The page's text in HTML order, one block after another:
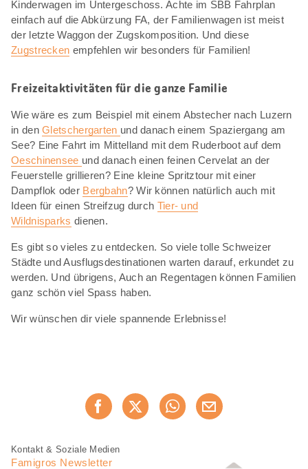
Kinderwagen im Untergeschoss. Achte im SBB Fahrplan
einfach auf die Abkürzung FA, der Familienwagen ist meist
der letzte Waggon der Zugskomposition. Und diese
Zugstrecken empfehlen wir besonders für Familien!
Freizeitaktivitäten für die ganze Familie
Wie wäre es zum Beispiel mit einem Abstecher nach Luzern
in denGletschergarten und danach einem Spaziergang am
See? Eine Fahrt im Mittelland mit dem Ruderboot auf dem
Oeschinensee und danach einen feinen Cervelat an der
Feuerstelle grillieren? Eine kleine Spritztour mit einer
Dampflok oder Bergbahn? Wir können natürlich auch mit
Ideen für einen Streifzug durch Tier- und
Wildnisparks dienen.
Es gibt so vieles zu entdecken. So viele tolle Schweizer
Städte und Ausflugsdestinationen warten darauf, erkundet zu
werden. Und übrigens, Auch an Regentagen können Familien
ganz schön viel Spass haben.
Wir wünschen dir viele spannende Erlebnisse!
Jetzt weiterempfehlen
Fusszeile
Fusszeile
Navigation
Kontakt & Soziale Medien
Famigros Newsletter